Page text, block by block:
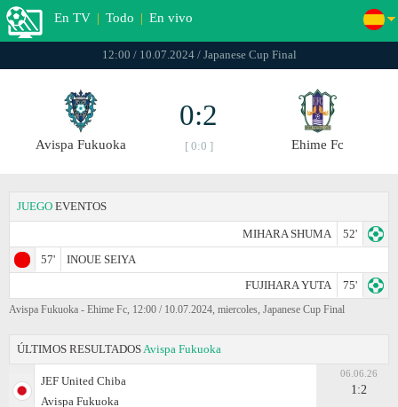
En TV | Todo | En vivo
12:00 / 10.07.2024 / Japanese Cup Final
Avispa Fukuoka
0:2
[ 0:0 ] Ehime Fc
JUEGO EVENTOS
MIHARA SHUMA
52'
57'
INOUE SEIYA
FUJIHARA YUTA
75'
Avispa Fukuoka - Ehime Fc, 12:00 / 10.07.2024, miercoles, Japanese Cup Final
ÚLTIMOS RESULTADOS Avispa Fukuoka
JEF United Chiba
Avispa Fukuoka
06.06.26
1:2